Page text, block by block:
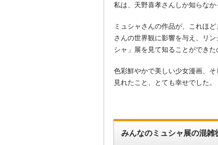
私は、天野喜孝さんしか知らな
ミュシャさんの作品が、これほ
さんの世界観に影響を与え、リ
シャ」展を見て知ることができ
色彩鮮やかで美しい少女漫画、
見れたこと、とても幸せでした。
みんなのミュシャ展の混雑